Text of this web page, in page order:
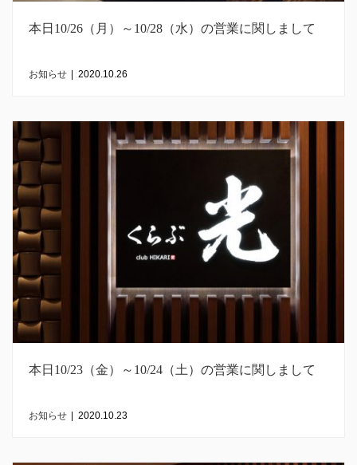
本日10/26（月）～10/28（水）の営業に関しまして
お知らせ 2020.10.26
本日10/23（金）～10/24（土）の営業に関しまして
お知らせ 2020.10.23